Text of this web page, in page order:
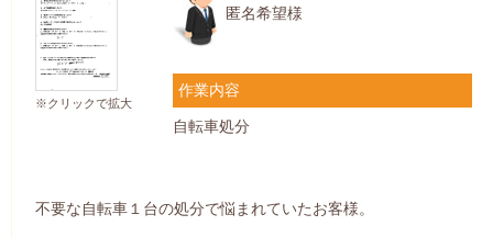
※クリックで拡大
匿名希望様
作業内容
自転車処分
不要な自転車１台の処分で悩まれていたお客様。